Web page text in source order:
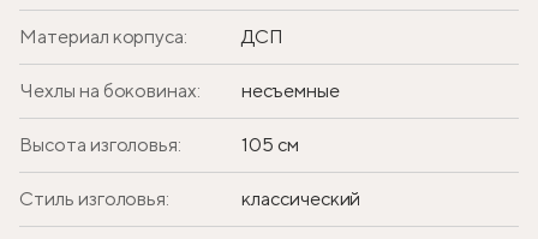
Материал корпуса: ДСП
Чехлы на боковинах: несъемные
Высота изголовья: 105 см
Стиль изголовья: классический